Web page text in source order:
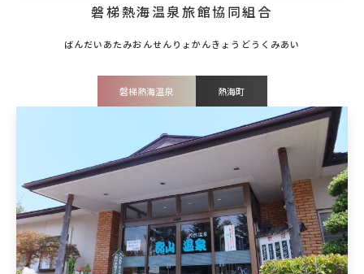
磐梯熱海温泉旅館協同組合
磐梯熱海温泉 熱海町